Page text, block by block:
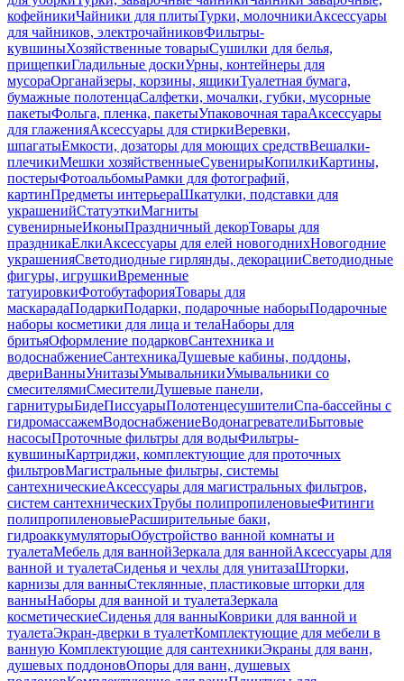
кофейникиЧайники для плитыТурки, молочникиАксессуары
для чайников, электрочайниковФильтры-
кувшиныХозяйственные товарыСушилки для белья,
прищепкиГладильные доскиУрны, контейнеры для
мусораОрганайзеры, корзины, ящикиТуалетная бумага,
бумажные полотенцаСалфетки, мочалки, губки, мусорные
пакетыФольга, пленка, пакетыУпаковочная тараАксессуары
для глаженияАксессуары для стиркиВеревки,
шпагатыЕмкости, дозаторы для моющих средствВешалки-
плечикиМешки хозяйственныеСувенирыКопилкиКартины,
постерыФотоальбомыРамки для фотографий,
картинПредметы интерьераШкатулки, подставки для
украшенийСтатуэткиМагниты
сувенирныеИконыПраздничный декорТовары для
праздникаЕлкиАксессуары для елей новогоднихНовогодние
украшенияСветодиодные гирлянды, декорацииСветодиодные
фигуры, игрушкиВременные
татуировкиФотобутафорияТовары для
маскарадаПодаркиПодарки, подарочные наборыПодарочные
наборы косметики для лица и телаНаборы для
бритьяОформление подарковСантехника и
водоснабжениеСантехникаДушевые кабины, поддоны,
двериВанныУнитазыУмывальникиУмывальники со
смесителямиСмесителиДушевые панели,
гарнитурыБидеПиссуарыПолотенцесушителиСпа-бассейны с
гидромассажемВодоснабжениеВодонагревателиБытовые
насосыПроточные фильтры для водыФильтры-
кувшиныКартриджи, комплектующие для проточных
фильтровМагистральные фильтры, системы
сантехническиеАксессуары для магистральных фильтров,
систем сантехническихТрубы полипропиленовыеФитинги
полипропиленовыеРасширительные баки,
гидроаккумуляторыОбустройство ванной комнаты и
туалетаМебель для ваннойЗеркала для ваннойАксессуары для
ванной и туалетаСиденья и чехлы для унитазаШторки,
карнизы для ванныСтеклянные, пластиковые шторки для
ванныНаборы для ванной и туалетаЗеркала
косметическиеСиденья для ванныКоврики для ванной и
туалетаЭкран-дверки в туалетКомплектующие для мебели в
ванную Комплектующие для сантехникиЭкраны для ванн,
душевых поддоновОпоры для ванн, душевых